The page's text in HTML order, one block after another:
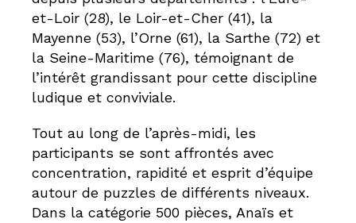
et-Loir (28), le Loir-et-Cher (41), la
Mayenne (53), l’Orne (61), la Sarthe (72) et
la Seine-Maritime (76), témoignant de
l’intérêt grandissant pour cette discipline
ludique et conviviale.
Tout au long de l’après-midi, les
participants se sont affrontés avec
concentration, rapidité et esprit d’équipe
autour de puzzles de différents niveaux.
Dans la catégorie 500 pièces, Anaïs et